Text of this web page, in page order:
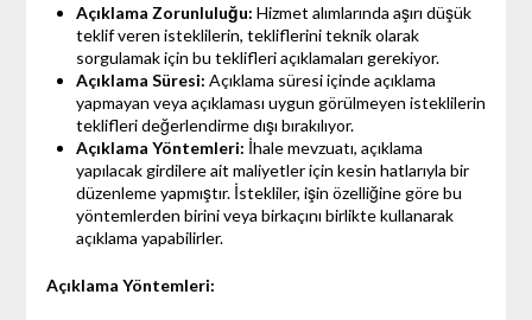
Açıklama Zorunluluğu: Hizmet alımlarında aşırı düşük
teklif veren isteklilerin, tekliflerini teknik olarak
sorgulamak için bu teklifleri açıklamaları gerekiyor.
Açıklama Süresi: Açıklama süresi içinde açıklama
yapmayan veya açıklaması uygun görülmeyen isteklilerin
teklifleri değerlendirme dışı bırakılıyor.
Açıklama Yöntemleri: İhale mevzuatı, açıklama
yapılacak girdilere ait maliyetler için kesin hatlarıyla bir
düzenleme yapmıştır. İstekliler, işin özelliğine göre bu
yöntemlerden birini veya birkaçını birlikte kullanarak
açıklama yapabilirler.
Açıklama Yöntemleri: